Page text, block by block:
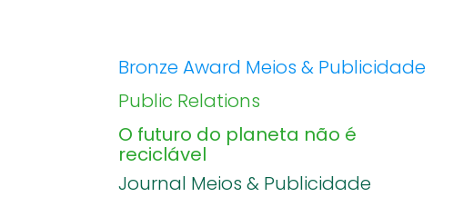
Bronze Award Meios & Publicidade
Public Relations
O futuro do planeta não é
reciclável
Journal Meios & Publicidade